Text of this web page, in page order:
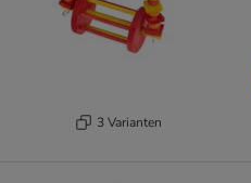
3 Varianten